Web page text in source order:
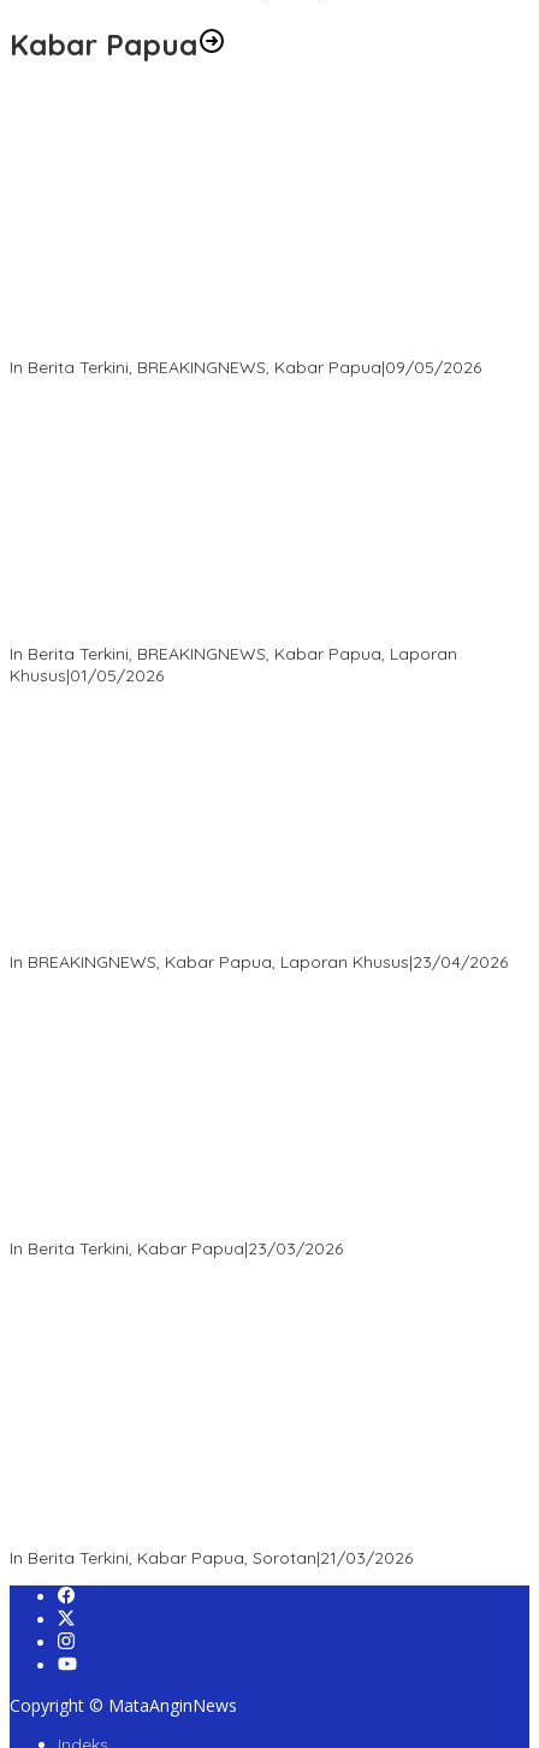
Kabar Papua
In Berita Terkini, BREAKINGNEWS, Kabar Papua|09/05/2026
In Berita Terkini, BREAKINGNEWS, Kabar Papua, Laporan
Khusus|01/05/2026
In BREAKINGNEWS, Kabar Papua, Laporan Khusus|23/04/2026
In Berita Terkini, Kabar Papua|23/03/2026
In Berita Terkini, Kabar Papua, Sorotan|21/03/2026
Copyright © MataAnginNews